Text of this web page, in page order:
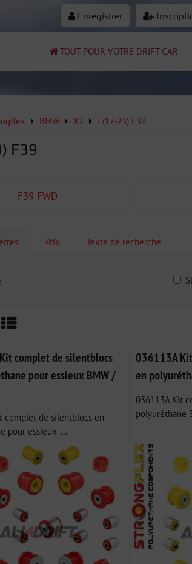
Enregistrer
TOUT POUR VOTRE DRIFT CAR
BMW X2 I (17-23) F39
F39
F39 FWD
Prix Texte de recherche
complet de silentblocs
pour essieux BMW /
complet de silentblocs en
pour essieux -...
036113A
en
036113A Kit
polyuréthane